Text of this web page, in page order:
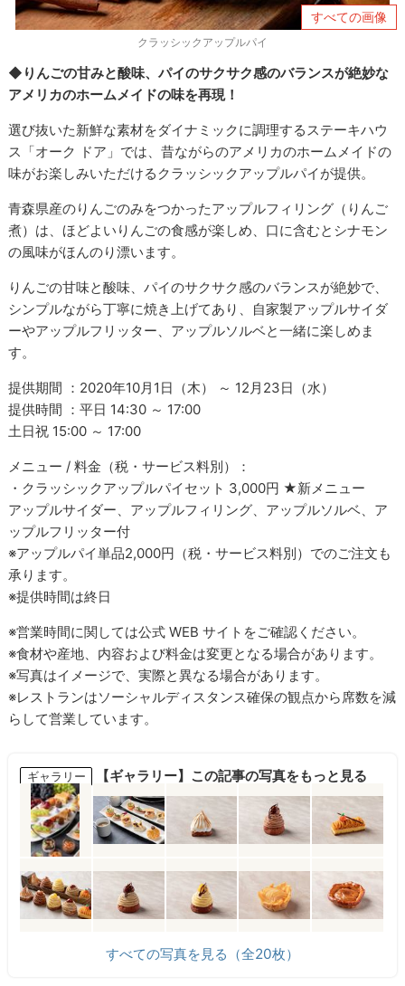
すべての画像
クラッシックアップルパイ
◆りんごの甘みと酸味、パイのサクサク感のバランスが絶妙な
アメリカのホームメイドの味を再現！
選び抜いた新鮮な素材をダイナミックに調理するステーキハウ
ス「オーク ドア」では、昔ながらのアメリカのホームメイドの
味がお楽しみいただけるクラッシックアップルパイが提供。
青森県産のりんごのみをつかったアップルフィリング（りんご
煮）は、ほどよいりんごの食感が楽しめ、口に含むとシナモン
の風味がほんのり漂います。
りんごの甘味と酸味、パイのサクサク感のバランスが絶妙で、
シンプルながら丁寧に焼き上げてあり、自家製アップルサイダ
ーやアップルフリッター、アップルソルベと一緒に楽しめま
す。
提供期間 ：2020年10月1日（木） ～ 12月23日（水）
提供時間 ：平日 14:30 ～ 17:00
土日祝 15:00 ～ 17:00
メニュー / 料金（税・サービス料別）：
・クラッシックアップルパイセット 3,000円 ★新メニュー
アップルサイダー、アップルフィリング、アップルソルベ、ア
ップルフリッター付
※アップルパイ単品2,000円（税・サービス料別）でのご注文も
承ります。
※提供時間は終日
※営業時間に関しては公式 WEB サイトをご確認ください。
※食材や産地、内容および料金は変更となる場合があります。
※写真はイメージで、実際と異なる場合があります。
※レストランはソーシャルディスタンス確保の観点から席数を減
らして営業しています。
ギャラリー 【ギャラリー】この記事の写真をもっと見る
すべての写真を見る（全20枚）